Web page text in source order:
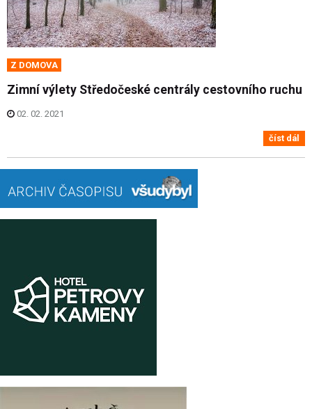
Z DOMOVA
Zimní výlety Středočeské centrály cestovního ruchu
02. 02. 2021
číst dál